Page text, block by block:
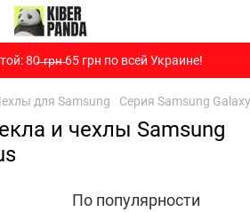
80̶ ̶г̶р̶н̶ 65 грн по всей Украине!
для Samsung Серия Samsung
и чехлы Samsung
По популярности